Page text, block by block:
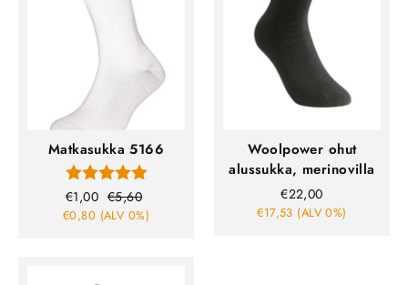
Matkasukka 5166
Arvio: 5.0 5:sta tähdestä
Normaali
hinta
€5,60
Ale
hinta
€1,00
€0,80 (ALV 0%)
Woolpower ohut
alussukka, merinovilla
€22,00
€17,53 (ALV 0%)